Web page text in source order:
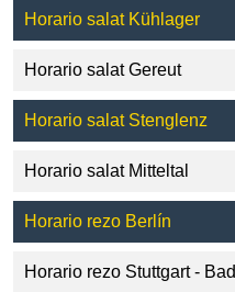
Horario salat Kühlager
Horario salat Gereut
Horario salat Stenglenz
Horario salat Mitteltal
Horario rezo Berlín
Horario rezo Stuttgart -